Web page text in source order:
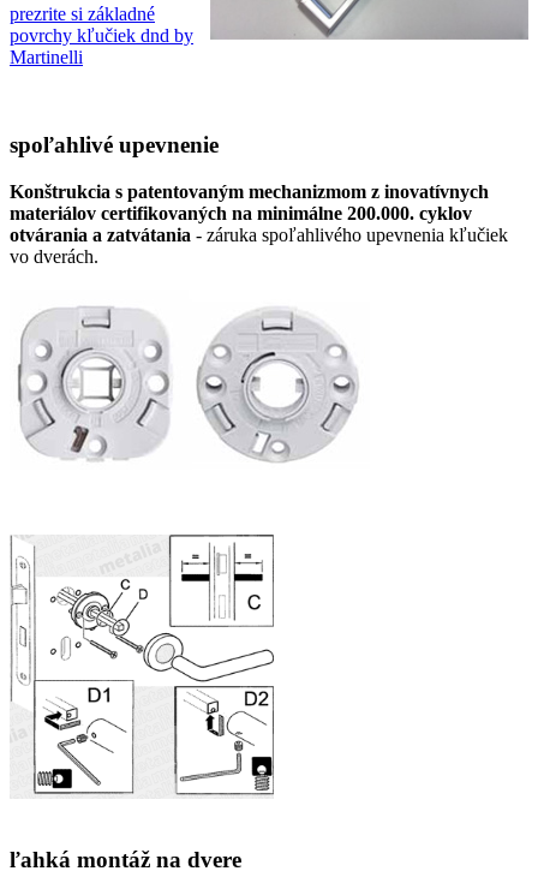
prezrite si základné
povrchy kľučiek dnd by
Martinelli
spoľahlivé upevnenie
Konštrukcia s patentovaným mechanizmom z inovatívnych
materiálov certifikovaných na minimálne 200.000. cyklov
otvárania a zatvátania - záruka spoľahlivého upevnenia kľučiek
vo dverách.
ľahká montáž na dvere